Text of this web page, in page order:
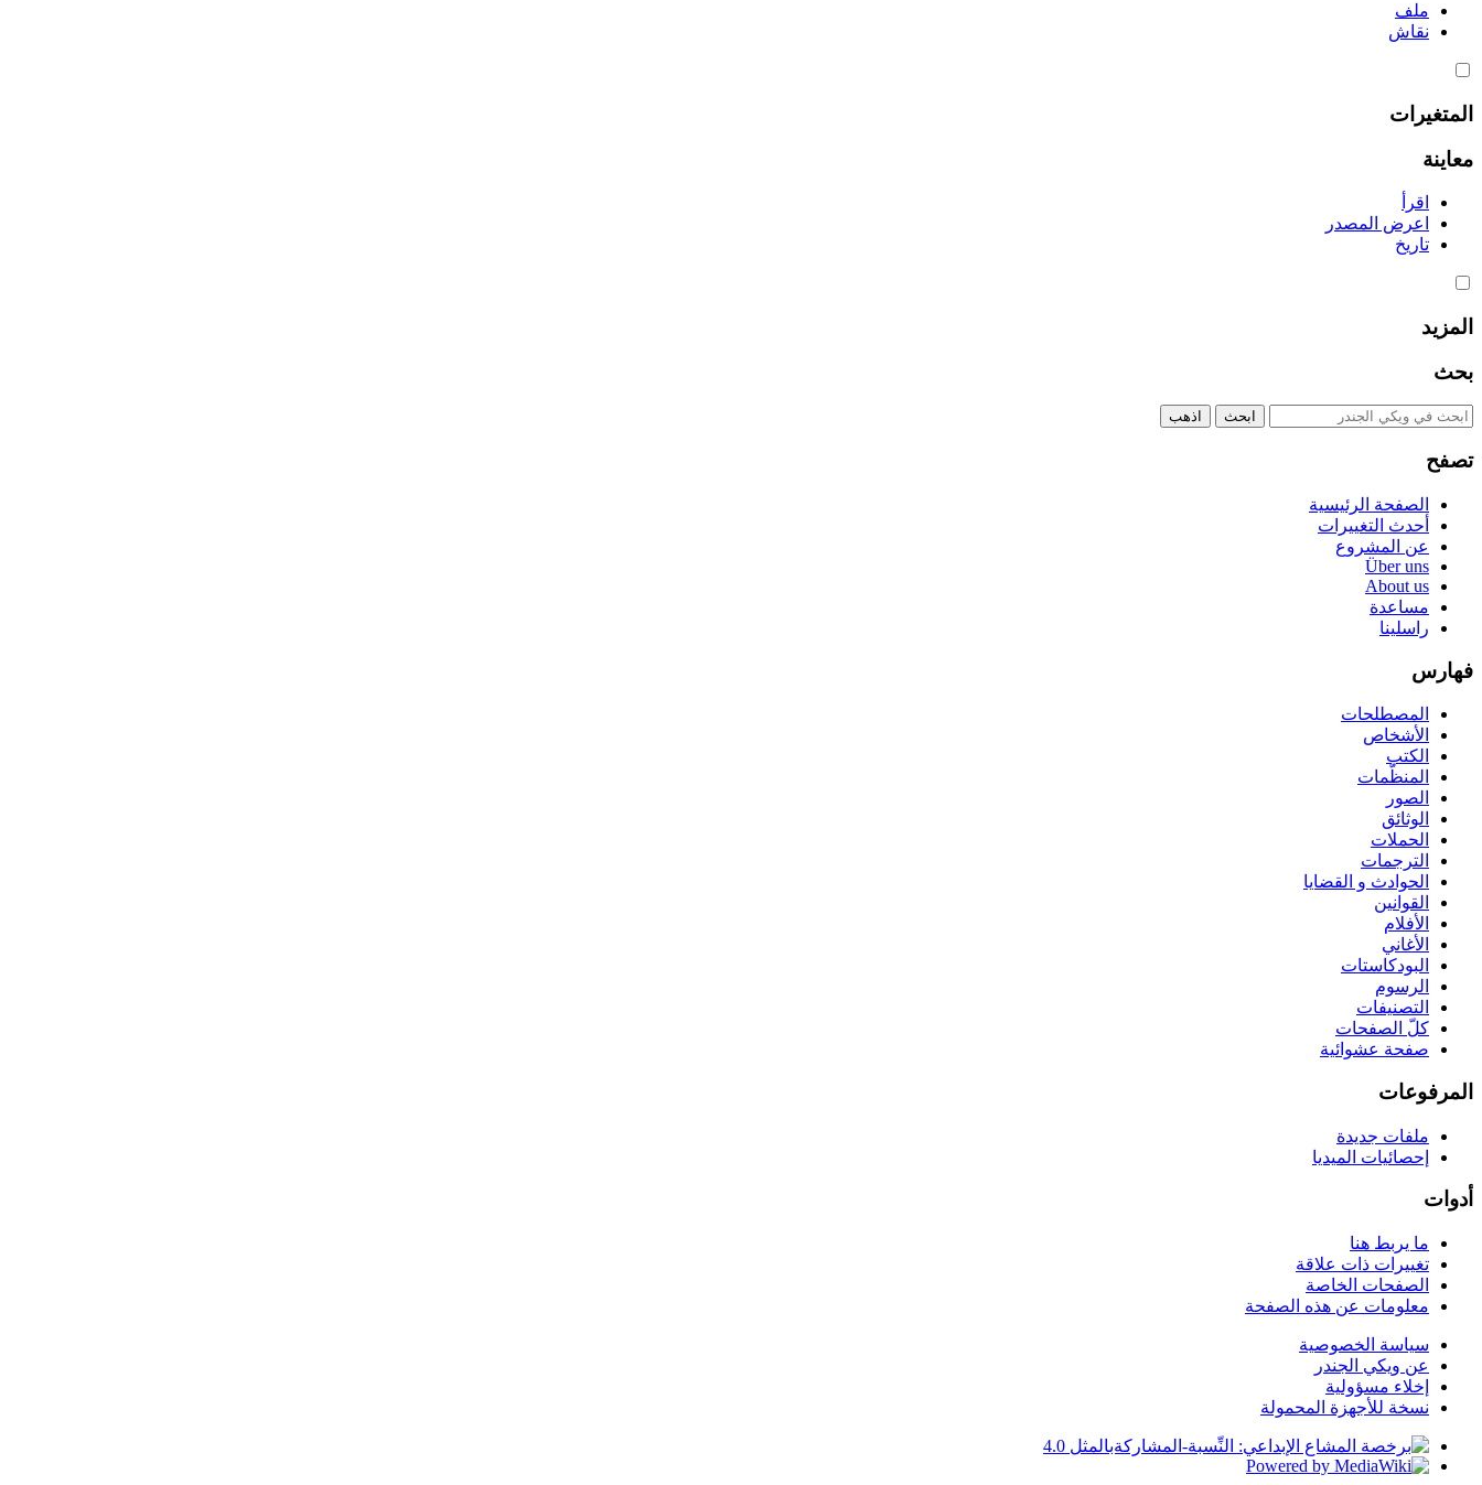
ملف
نقاش
المتغيرات
معاينة
اقرأ
اعرض المصدر
تاريخ
المزيد
بحث
تصفح
الصفحة الرئيسية
أحدث التغييرات
عن المشروع
Über uns
About us
مساعدة
راسلينا
فهارس
المصطلحات
الأشخاص
الكتب
المنظّمات
الصور
الوثائق
الحملات
الترجمات
الحوادث و القضايا
القوانين
الأفلام
الأغاني
البودكاستات
الرسوم
التصنيفات
كلّ الصفحات
صفحة عشوائية
المرفوعات
ملفات جديدة
إحصائيات الميديا
أدوات
ما يربط هنا
تغييرات ذات علاقة
الصفحات الخاصة
معلومات عن هذه الصفحة
سياسة الخصوصية
عن ويكي الجندر
إخلاء مسؤولية
نسخة للأجهزة المحمولة